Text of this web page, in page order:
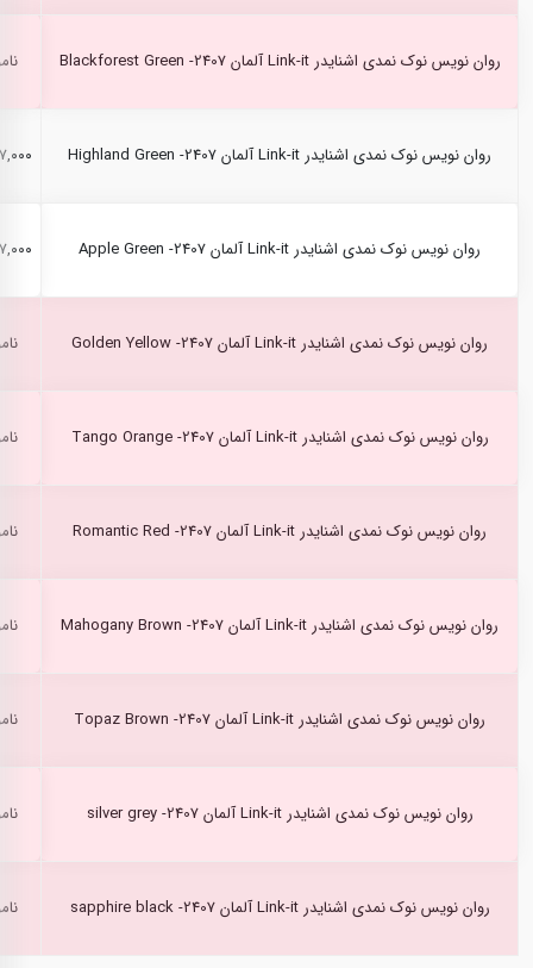
روان نویس نوک نمدی اشنایدر Link-it آلمان Blackforest Green -2407
روان نویس نوک نمدی اشنایدر Link-it آلمان Highland Green -2407
روان نویس نوک نمدی اشنایدر Link-it آلمان Apple Green -2407
روان نویس نوک نمدی اشنایدر Link-it آلمان Golden Yellow -2407
روان نویس نوک نمدی اشنایدر Link-it آلمان Tango Orange -2407
روان نویس نوک نمدی اشنایدر Link-it آلمان Romantic Red -2407
روان نویس نوک نمدی اشنایدر Link-it آلمان Mahogany Brown -2407
روان نویس نوک نمدی اشنایدر Link-it آلمان Topaz Brown -2407
روان نویس نوک نمدی اشنایدر Link-it آلمان silver grey -2407
روان نویس نوک نمدی اشنایدر Link-it آلمان sapphire black -2407